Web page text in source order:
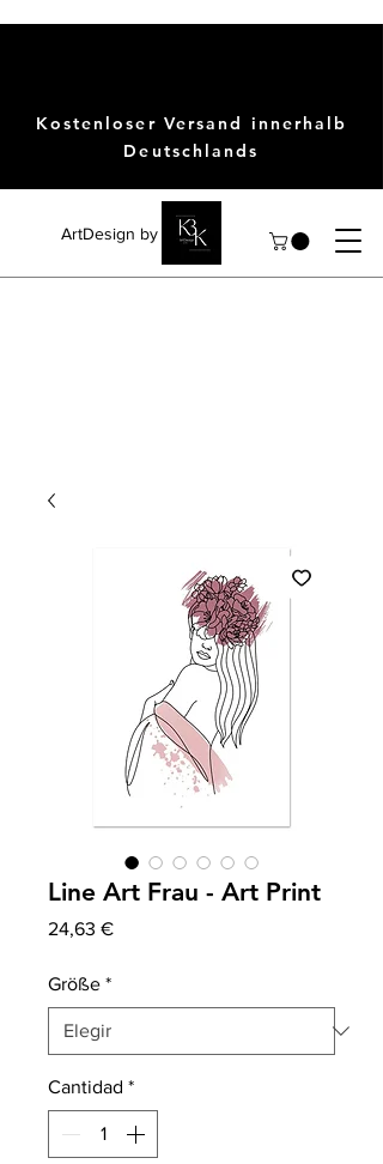
ArtDesign by KBK
Kostenloser Versand innerhalb
Deutschlands
Line Art Frau - Art Print
24,63 €Precio
Größe *
Cantidad *